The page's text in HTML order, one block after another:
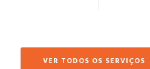
VER TODOS OS SERVIÇOS